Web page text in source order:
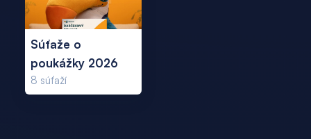
Súťaže o
poukážky 2026
8 súťaží